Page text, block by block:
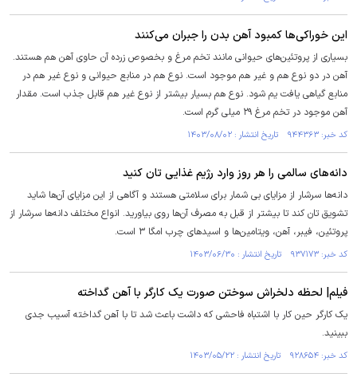
این خوراکی‌ها کمبود آهن بدن را جبران می‌کنند
بسیاری از پروتئین‌های حیوانی مانند تخم مرغ و بخصوص زرده آن حاوی آهن هم هستند.
آهن در دو نوع هم و غیر هم موجود است. نوع هم در منابع حیوانی و نوع غیر هم در
منابع گیاهی یافت یم شود. نوع هم بسیار بیشتر از نوع غیر هم قابل جذب است. مقدار
آهن موجود در تخم مرغ ۲۹ میلی گرم است.
کد خبر: ۹۴۴۳۶۳ تاریخ انتشار : ۱۴۰۳/۰۸/۰۲
دانه‌های سالمی را هر روز وارد رژیم غذایی تان کنید
دانه‌ها سرشار از مزایای بی شمار برای سلامتی هستند و آگاهی از این مزایای آن‌ها شاید
تشویق تان کند تا بیشتر از قبل به مصرف آن‌ها روی بیاورید. انواع مختلف دانه‌ها سرشار از
پروتئین، فیبر، آهن، ویتامین‌ها و اسید‌های چرب امگا ۳ است.
کد خبر: ۹۳۷۱۷۳ تاریخ انتشار : ۱۴۰۳/۰۶/۳۰
فیلم| لحظه دلخراش سوختن صورت یک کارگر با آهن گداخته
یک کارگر حین کار با اشتباه فاحشی که داشت باعث شد تا با آهن گداخته آسیب جدی
ببینید.
کد خبر: ۹۲۸۶۵۴ تاریخ انتشار : ۱۴۰۳/۰۵/۲۲